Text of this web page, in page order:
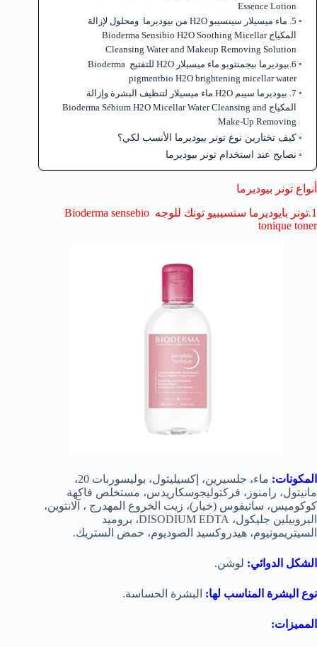
Essence Lotion
5. ماء ميسيلار سينسيبو H2O من بيوديرما ومحلول لإزالة
المكياج Bioderma Sensibio H2O Soothing Micellar
Cleansing Water and Makeup Removing Solution
6.بيوديرما بيجمنتوبو ماء ميسيلار H2O للتفتيح Bioderma
pigmentbio H2O brightening micellar water
7. بيوديرما سيبم H2O ماء ميسيلار لتنظيف البشرة وإزالة
المكياج Bioderma Sébium H2O Micellar Water Cleansing and
Make-Up Removing
كيف تختارين نوع تونر بيوديرما الأنسب لكي؟
نصايح عند استخدام تونر بيوديرما
أنواع تونر بيوديرما
1.تونر بايوديرما سنسيبيو تونك للوجه Bioderma sensebio
tonique toner
المكونات:
ماء، جلسيرين، إكسيليتول، بوليسوربات 20،
مانيتول، رامنوز، فركتوليجوسكاريدس، مستخلص فاكهة
كوكوميس، ساتيفوس (خيار)، زيت الخروع المهدرج ، آلانتوين،
البروبيلين جليكول، DISODIUM EDTA، بروميد
السيتريمونيوم، هيدروكسيد الصوديوم، حمض الستريك.
الشكل الدوائي: لوشن.
نوع البشرة المناسب لها: البشرة الحساسة.
المميزات: